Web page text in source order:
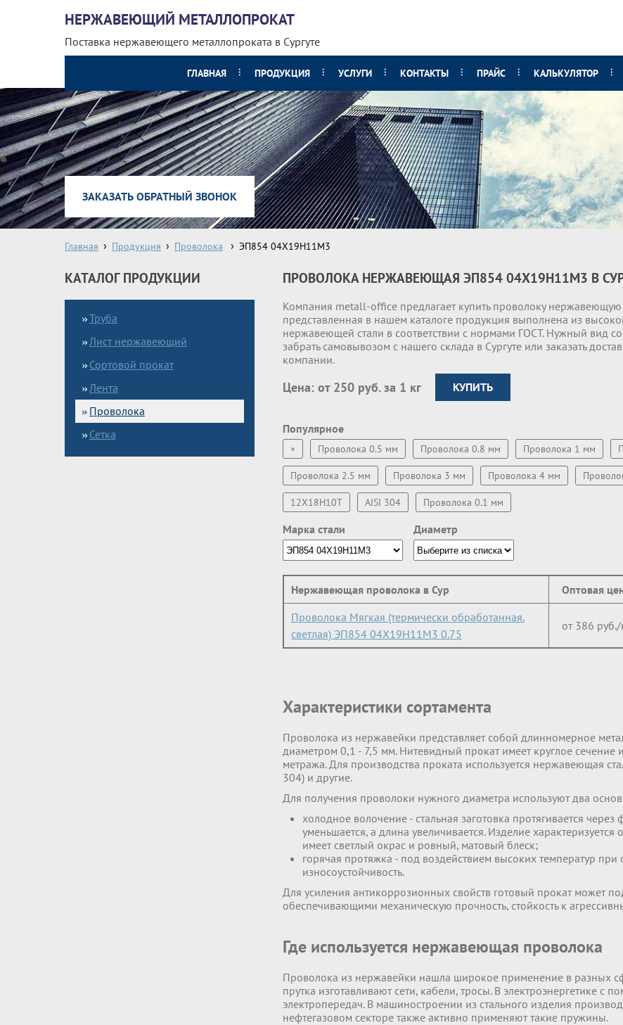
НЕРЖАВЕЮЩИЙ МЕТАЛЛОПРОКАТ
Поставка нержавеющего металлопроката в Сургуте
ГЛАВНАЯ ПРОДУКЦИЯ УСЛУГИ КОНТАКТЫ ПРАЙС КАЛЬКУЛЯТОР
ЗАКАЗАТЬ ОБРАТНЫЙ ЗВОНОК
Главная Продукция Проволока ЭП854 04Х19Н11М3
КАТАЛОГ ПРОДУКЦИИ
Труба
Лист нержавеющий
Сортовой прокат
Лента
Проволока
Сетка
ПРОВОЛОКА НЕРЖАВЕЮЩАЯ ЭП854 04Х19Н11М3 В
Компания metall-office предлагает купить проволоку нержавеющую
представленная в нашем каталоге продукция выполнена из
нержавеющей стали в соответствии с нормами ГОСТ. Нужный вид
забрать самовывозом с нашего склада в Сургуте или заказать
компании.
Цена: от 250 руб. за 1 кг КУПИТЬ
Популярное
× Проволока 0.5 мм Проволока 0.8 мм Проволока 1 мм
Проволока 2.5 мм Проволока 3 мм Проволока 4 мм
12Х18Н10Т AISI 304 Проволока 0.1 мм
Марка стали Диаметр
Нержавеющая проволока в Сур Оптовая
Проволока Мягкая (термически обработанная.
светлая) ЭП854 04Х19Н11М3 0.75
от 386 руб./
Характеристики сортамента
Проволока из нержавейки представляет собой длинномерное
диаметром 0,1 - 7,5 мм. Нитевидный прокат имеет круглое сечение
метража. Для производства проката используется нержавеющая
304) и другие.
Для получения проволоки нужного диаметра используют два
холодное волочение - стальная заготовка протягивается через
уменьшается, а длина увеличивается. Изделие
имеет светлый окрас и ровный, матовый блеск;
горячая протяжка - под воздействием высоких температур при
износоустойчивость.
Для усиления антикоррозионных свойств готовый прокат может
обеспечивающими механическую прочность, стойкость к
Где используется нержавеющая проволока
Проволока из нержавейки нашла широкое применение в разных
прутка изготавливают сети, кабели, тросы. В электроэнергетике
электропередач. В машиностроении из стального изделия
нефтегазовом секторе также активно применяют такие пружины.